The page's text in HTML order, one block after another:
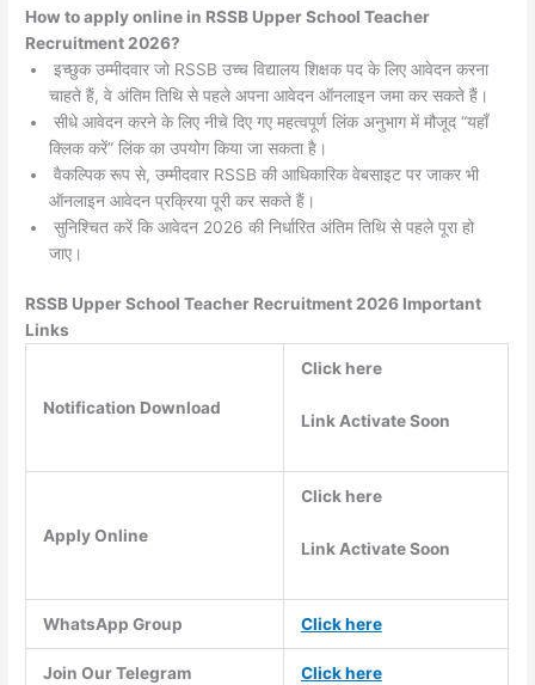
How to apply online in RSSB Upper School Teacher
Recruitment 2026?
इच्छुक उम्मीदवार जो RSSB उच्च विद्यालय शिक्षक पद के लिए आवेदन करना
चाहते हैं, वे अंतिम तिथि से पहले अपना आवेदन ऑनलाइन जमा कर सकते हैं।
सीधे आवेदन करने के लिए नीचे दिए गए महत्वपूर्ण लिंक अनुभाग में मौजूद “यहाँ
क्लिक करें” लिंक का उपयोग किया जा सकता है।
वैकल्पिक रूप से, उम्मीदवार RSSB की आधिकारिक वेबसाइट पर जाकर भी
ऑनलाइन आवेदन प्रक्रिया पूरी कर सकते हैं।
सुनिश्चित करें कि आवेदन 2026 की निर्धारित अंतिम तिथि से पहले पूरा हो
जाए।
RSSB Upper School Teacher Recruitment 2026 Important
Links
Notification Download
Click here
Link Activate Soon
Apply Online
Click here
Link Activate Soon
WhatsApp Group Click here
Join Our Telegram Click here